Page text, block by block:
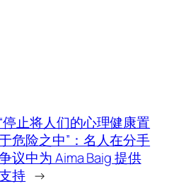
“停止将人们的心理健康置
危险之中”：名人在分手
议中为 Aima Baig 提供
持 →